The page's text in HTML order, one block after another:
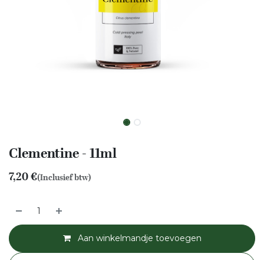
Clementine - 11ml
7,20€(Inclusief btw)
Aan winkelmandje toevoegen